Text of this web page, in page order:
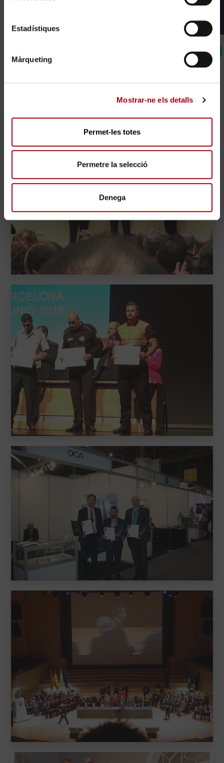
Estadístiques
Màrqueting
Mostrar-ne els detalls
Permet-les totes
Permetre la selecció
Denega